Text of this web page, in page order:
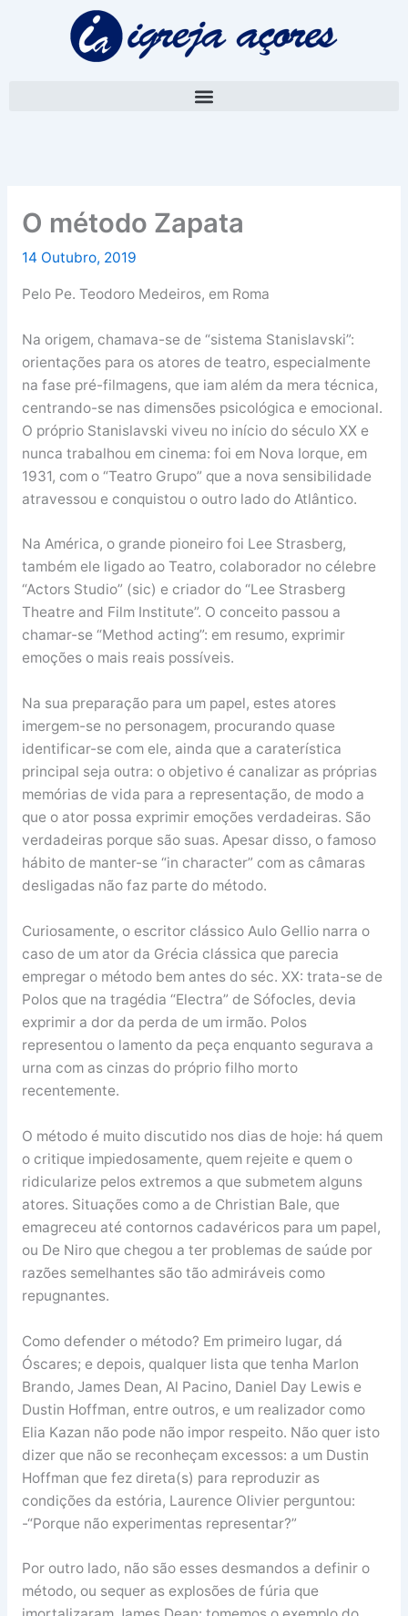
O método Zapata
14 Outubro, 2019
Pelo Pe. Teodoro Medeiros, em Roma
Na origem, chamava-se de “sistema Stanislavski”:
orientações para os atores de teatro, especialmente
na fase pré-filmagens, que iam além da mera técnica,
centrando-se nas dimensões psicológica e emocional.
O próprio Stanislavski viveu no início do século XX e
nunca trabalhou em cinema: foi em Nova Iorque, em
1931, com o “Teatro Grupo” que a nova sensibilidade
atravessou e conquistou o outro lado do Atlântico.
Na América, o grande pioneiro foi Lee Strasberg,
também ele ligado ao Teatro, colaborador no célebre
“Actors Studio” (sic) e criador do “Lee Strasberg
Theatre and Film Institute”. O conceito passou a
chamar-se “Method acting”: em resumo, exprimir
emoções o mais reais possíveis.
Na sua preparação para um papel, estes atores
imergem-se no personagem, procurando quase
identificar-se com ele, ainda que a caraterística
principal seja outra: o objetivo é canalizar as próprias
memórias de vida para a representação, de modo a
que o ator possa exprimir emoções verdadeiras. São
verdadeiras porque são suas. Apesar disso, o famoso
hábito de manter-se “in character” com as câmaras
desligadas não faz parte do método.
Curiosamente, o escritor clássico Aulo Gellio narra o
caso de um ator da Grécia clássica que parecia
empregar o método bem antes do séc. XX: trata-se de
Polos que na tragédia “Electra” de Sófocles, devia
exprimir a dor da perda de um irmão. Polos
representou o lamento da peça enquanto segurava a
urna com as cinzas do próprio filho morto
recentemente.
O método é muito discutido nos dias de hoje: há quem
o critique impiedosamente, quem rejeite e quem o
ridicularize pelos extremos a que submetem alguns
atores. Situações como a de Christian Bale, que
emagreceu até contornos cadavéricos para um papel,
ou De Niro que chegou a ter problemas de saúde por
razões semelhantes são tão admiráveis como
repugnantes.
Como defender o método? Em primeiro lugar, dá
Óscares; e depois, qualquer lista que tenha Marlon
Brando, James Dean, Al Pacino, Daniel Day Lewis e
Dustin Hoffman, entre outros, e um realizador como
Elia Kazan não pode não impor respeito. Não quer isto
dizer que não se reconheçam excessos: a um Dustin
Hoffman que fez direta(s) para reproduzir as
condições da estória, Laurence Olivier perguntou:
-“Porque não experimentas representar?”
Por outro lado, não são esses desmandos a definir o
método, ou sequer as explosões de fúria que